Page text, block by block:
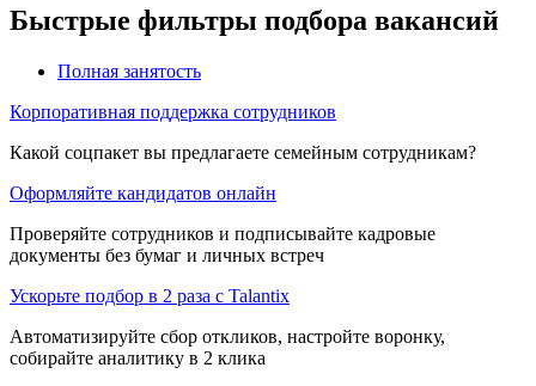
Быстрые фильтры подбора вакансий
Полная занятость
Корпоративная поддержка сотрудников
Какой соцпакет вы предлагаете семейным сотрудникам?
Оформляйте кандидатов онлайн
Проверяйте сотрудников и подписывайте кадровые
документы без бумаг и личных встреч
Ускорьте подбор в 2 раза с Talantix
Автоматизируйте сбор откликов, настройте воронку,
собирайте аналитику в 2 клика